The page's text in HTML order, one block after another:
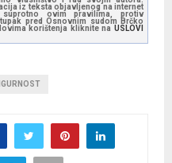
iz teksta objavljenog na internet
suprotno ovim pravilima, protiv
pred Osnovnim sudom Brčko
korištenja kliknite na USLOVI